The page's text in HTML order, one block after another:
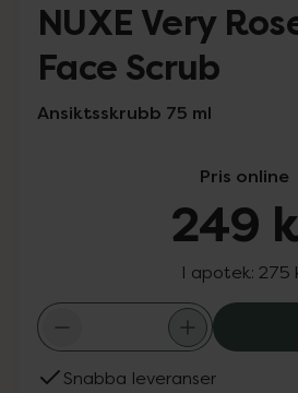
NUXE Very
Face Scrub
Ansiktsskrubb 75 ml
Pris online
249
I apotek: 275
Snabba leveranser